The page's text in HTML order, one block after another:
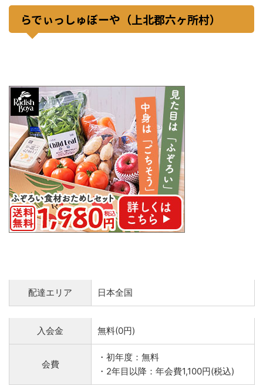
らでぃっしゅぼーや（上北郡六ヶ所村）
配達エリア 日本全国
入会金 無料(0円)
会費
・初年度：無料
・2年目以降：年会費1,100円(税込)